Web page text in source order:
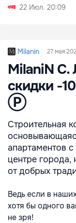
22 Июл. 20:09
Milanin 27 мая
MilaniN С.
скидки -
Ⓟ
Строительная
апартаментов
центре города,
от добрых
Ведь если в
хотя бы одного
не зря!